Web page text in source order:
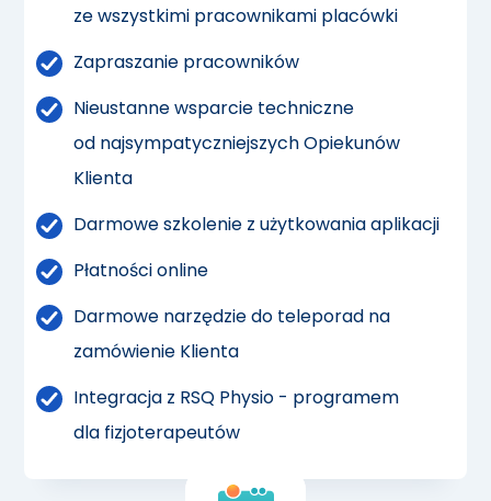
ze wszystkimi pracownikami placówki
Zapraszanie pracowników
Nieustanne wsparcie techniczne
od najsympatyczniejszych Opiekunów
Klienta
Darmowe szkolenie z użytkowania aplikacji
Płatności online
Darmowe narzędzie do teleporad na
zamówienie Klienta
Integracja z RSQ Physio - programem
dla fizjoterapeutów